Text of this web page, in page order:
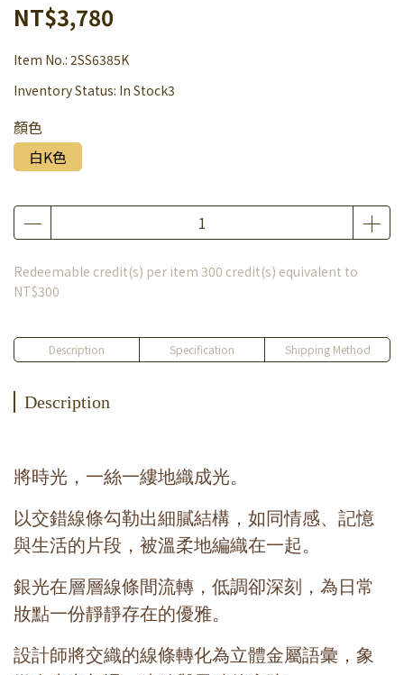
NT$3,780
Item No.: 2SS6385K
Inventory Status: In Stock3
顏色
白K色
Redeemable credit(s) per item 300 credit(s) equivalent to
NT$300
Description Specification Shipping Method
Description
將時光，一絲一縷地織成光。
以交錯線條勾勒出細膩結構，如同情感、記憶
與生活的片段，被溫柔地編織在一起。
銀光在層層線條間流轉，低調卻深刻，為日常
妝點一份靜靜存在的優雅。
設計師將交織的線條轉化為立體金屬語彙，象